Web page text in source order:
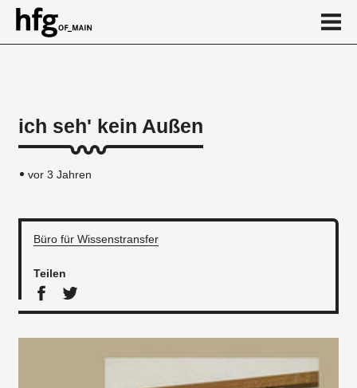
News
ich seh' kein Außen
vor 3 Jahren
Büro für Wissenstransfer
Teilen